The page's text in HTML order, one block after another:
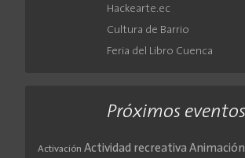
Hackearte.ec
Cultura de Barrio
Feria del Libro Cuenca
Próximos eventos
Activación Actividad recreativa